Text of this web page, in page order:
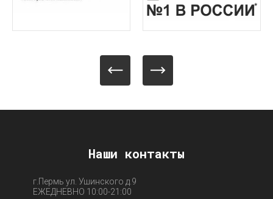
Наши контакты
г.Пермь ул. Ушинского д.9
ЕЖЕДНЕВНО 10:00-21:00